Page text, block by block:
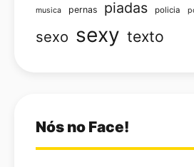
musica pernas piadas policia
sexo sexy texto
Nós no Face!